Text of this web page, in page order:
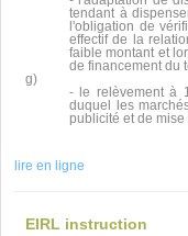
tendant à
l'obligation de
effectif de la
faible montant et
de financement du
g)
- le relèvement à
duquel les
publicité et de
lire en ligne
EIRL instruction